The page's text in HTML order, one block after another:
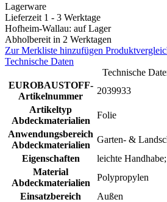
Lagerware
Lieferzeit 1 - 3 Werktage
Hofheim-Wallau: auf Lager
Abholbereit in 2 Werktagen
Zur Merkliste hinzufügen
Technische Daten
Technische
EUROBAUSTOFF-
Artikelnummer
2039933
Artikeltyp
Abdeckmaterialien
Folie
Anwendungsbereich
Abdeckmaterialien
Garten- &
Eigenschaften
leichte
Material
Abdeckmaterialien
Polypropylen
Einsatzbereich
Außen